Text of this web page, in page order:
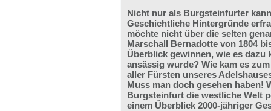
Nicht nur als Burgsteinfurter
Geschichtliche Hintergründe
möchte nicht über die selten
Marschall Bernadotte von 1804
Überblick gewinnen, wie es dazu
ansässig wurde? Wie kam es
aller Fürsten unseres
Muss man doch gesehen haben!
Burgsteinfurt die westliche Welt
einem Überblick 2000-jähriger